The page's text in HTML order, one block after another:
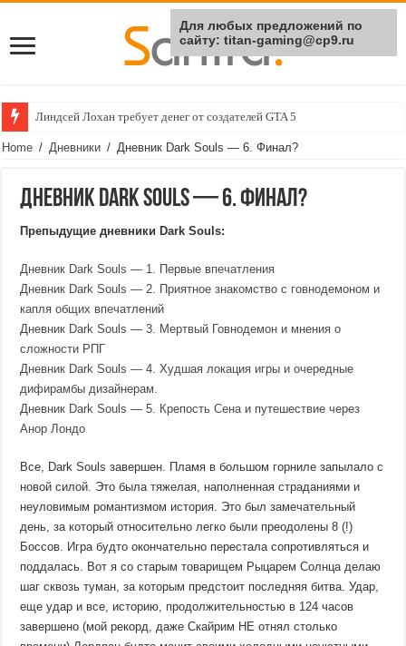
Линдсей Лохан требует денег от создателей GTA 5
Home / Дневники / Дневник Dark Souls — 6. Финал?
Дневник Dark Souls — 6. Финал?
Препыдущие дневники Dark Souls:
Дневник Dark Souls — 1. Первые впечатления
Дневник Dark Souls — 2. Приятное знакомство с говнодемоном и
капля общих впечатлений
Дневник Dark Souls — 3. Мертвый Говнодемон и мнения о
сложности РПГ
Дневник Dark Souls — 4. Худшая локация игры и очередные
дифирамбы дизайнерам.
Дневник Dark Souls — 5. Крепость Сена и путешествие через
Анор Лондо
Все, Dark Souls завершен. Пламя в большом горниле запылало с
новой силой. Это была тяжелая, наполненная страданиями и
неуловимым романтизмом история. Это был замечательный
день, за который относительно легко были преодолены 8 (!)
Боссов. Игра будто окончательно перестала сопротивляться и
поддалась. Вот я со старым товарищем Рыцарем Солнца делаю
шаг сквозь туман, за которым предстоит последняя битва. Удар,
еще удар и все, историю, продолжительностью в 124 часов
завершено (мой рекорд, даже Скайрим НЕ отнял столько
Для любых предложений по
сайту: titan-gaming@cp9.ru